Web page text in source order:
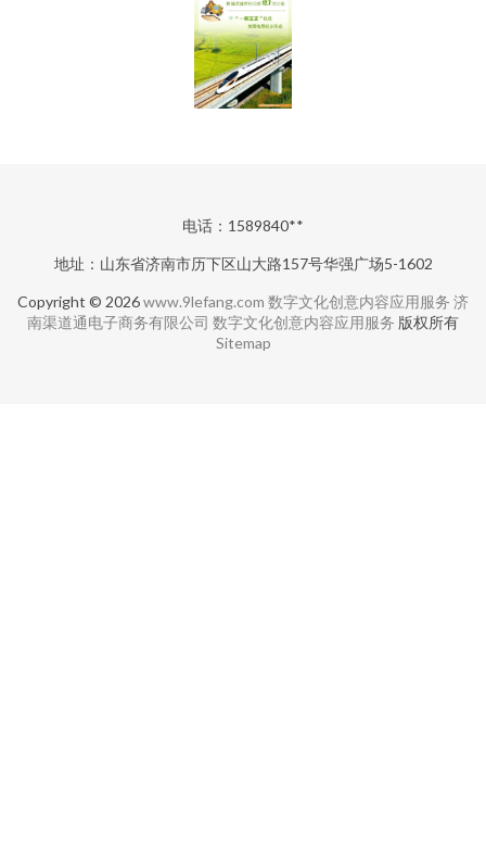
电话：1589840**
地址：山东省济南市历下区山大路157号华强广场5-1602
Copyright © 2026www.9lefang.com 数字文化创意内容应用服务 济
南渠道通电子商务有限公司 数字文化创意内容应用服务 版权所有
Sitemap